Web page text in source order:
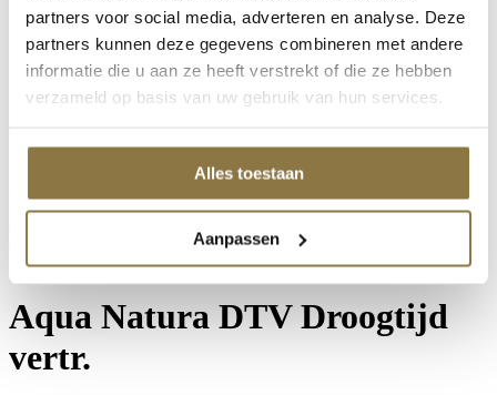
partners voor social media, adverteren en analyse. Deze
partners kunnen deze gegevens combineren met andere
informatie die u aan ze heeft verstrekt of die ze hebben
verzameld op basis van uw gebruik van hun services.
Alles toestaan
Aanpassen
Producten van Rust-oleum
Producten van Rust-oleum
Prochemko Producten
Rust-oleum / Mathys
Super-Fix
Producten van Zinsser
Productcategorieën
/ Aqua Natura DTV Droogtijd vertr.
Aqua Natura DTV Droogtijd
vertr.